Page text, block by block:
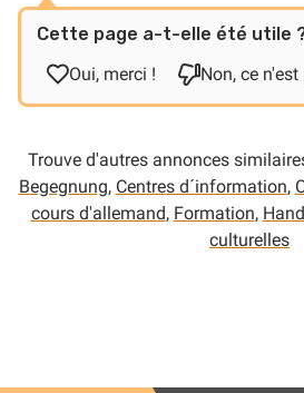
Cette page a-t-elle été utile
Oui, merci !
Non, ce
Trouve d'autres annonces
Begegnung, Centres d´information,
cours d'allemand, Formation,
culturelles